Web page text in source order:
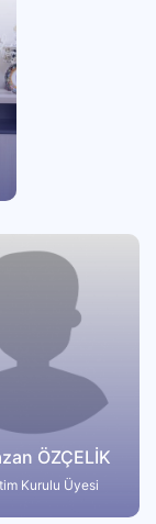
ÖZÇELİK
Kurulu Üyesi